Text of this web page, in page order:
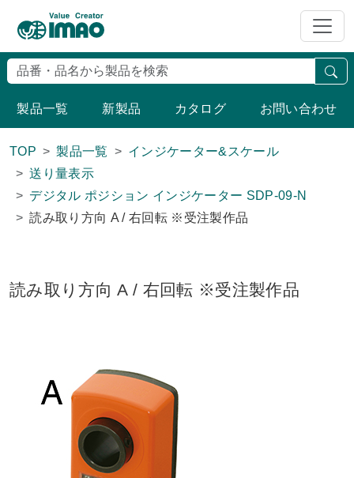
製品一覧 新製品 カタログ お問い合わせ
TOP 製品一覧
インジケーター&スケール
送り量表示
デジタル ポジション インジケーター SDP-09-N
読み取り方向 A / 右回転 ※受注製作品
読み取り方向 A / 右回転 ※受注製作品